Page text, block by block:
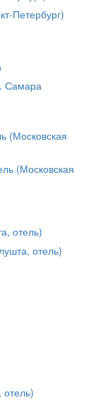
Петербург)
Самара
(Московская
отель)